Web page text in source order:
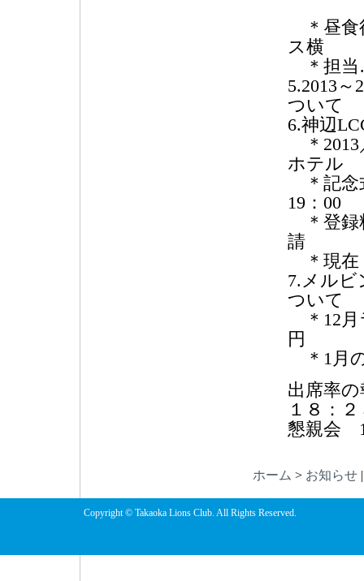
＊昼食
ス横
＊担当
5.2013
ついて
6.神辺
＊2013
ホテル
＊記念
19：00
＊登録
請
＊現在
7.メルビ
ついて
＊12月
円
＊1月
出席率
１８：
懇親会
ホーム > お知らせ
Copyright © Takaoka Lions Club. All Rights Reserved.